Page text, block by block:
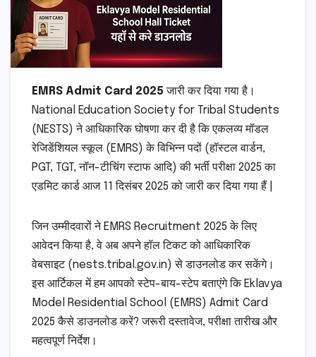
EMRS Admit Card 2025जारी कर दिया गया है।
National Education Society for Tribal Students
(NESTS) ने आधिकारिक घोषणा कर दी है कि एकलव्य मॉडल
रेजिडेंशियल स्कूल (EMRS) के विभिन्न पदों (हॉस्टल वार्डन,
PGT, TGT, नॉन-टीचिंग स्टाफ आदि) की भर्ती परीक्षा 2025 का
एडमिट कार्ड आज 11 दिसंबर 2025 को जारी कर दिया गया हैं |
जिन उम्मीदवारों ने EMRS Recruitment 2025 के लिए
आवेदन किया है, वे अब अपने हॉल टिकट को आधिकारिक
वेबसाइट (nests.tribal.gov.in) से डाउनलोड कर सकेंगे।
इस आर्टिकल में हम आपको स्टेप-बाय-स्टेप बताएंगे कि Eklavya
Model Residential School (EMRS) Admit Card
2025 कैसे डाउनलोड करें? जरूरी दस्तावेज, परीक्षा तारीख और
महत्वपूर्ण निर्देश।